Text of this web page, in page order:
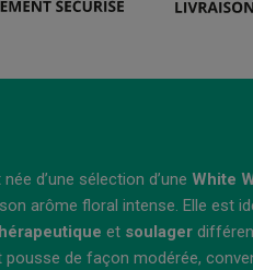
d’une sélection d’une White
arôme floral intense. Elle est
et soulager
de façon modérée,